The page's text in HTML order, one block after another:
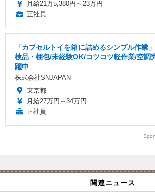
月給21万5,380円～23万円
正社員
「カプセルトイを箱に詰めるシンプル作業
検品・梱包/未経験OK/コツコツ軽作業/空調
躍中
株式会社SNJAPAN
東京都
月給27万円～34万円
正社員
関連ニュース